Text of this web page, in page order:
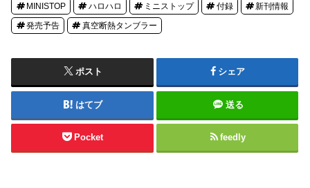
MINISTOP ハロハロ ミニストップ 付録 新刊情報
発売予告 真空断熱タンブラー
ポスト シェア
はてブ 送る
Pocket feedly